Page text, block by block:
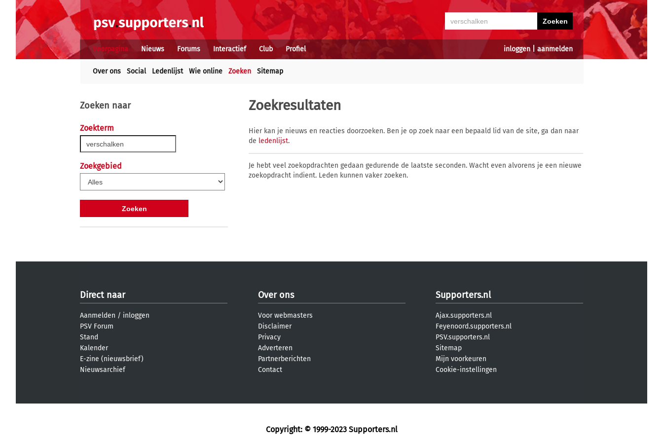
inloggen| aanmelden
Voorpagina Nieuws Forums Interactief Club Profiel
Over ons Social Ledenlijst Wie online Zoeken Sitemap
Zoeken naar
Zoekterm
Zoekgebied
Zoekresultaten
Hier kan je nieuws en reacties doorzoeken. Ben je op zoek naar een bepaald lid van de site, ga dan naar
de ledenlijst.
Je hebt veel zoekopdrachten gedaan gedurende de laatste seconden. Wacht even alvorens je een nieuwe
zoekopdracht indient. Leden kunnen vaker zoeken.
Direct naar
Aanmelden / inloggen
PSV Forum
Stand
Kalender
E-zine (nieuwsbrief)
Nieuwsarchief
Over ons
Voor webmasters
Disclaimer
Privacy
Adverteren
Partnerberichten
Contact
Supporters.nl
Ajax.supporters.nl
Feyenoord.supporters.nl
PSV.supporters.nl
Sitemap
Mijn voorkeuren
Cookie-instellingen
Copyright: © 1999-2023 Supporters.nl